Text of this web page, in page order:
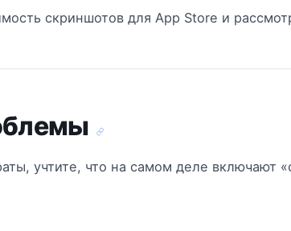
скриншотов для App Store и
учтите, что на самом деле включают